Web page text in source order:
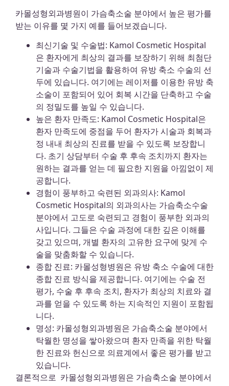
카몰성형외과병원이 가슴축소술 분야에서 높은 평가를
받는 이유를 몇 가지 예를 들어보겠습니다.
최신기술 및 수술법: Kamol Cosmetic Hospital
은 환자에게 최상의 결과를 보장하기 위해 최첨단
기술과 수술기법을 활용하여 유방 축소 수술의 선
두에 있습니다. 여기에는 레이저를 이용한 유방 축
소술이 포함되어 있어 회복 시간을 단축하고 수술
의 정밀도를 높일 수 있습니다.
높은 환자 만족도: Kamol Cosmetic Hospital은
환자 만족도에 중점을 두어 환자가 시술과 회복과
정 내내 최상의 진료를 받을 수 있도록 보장합니
다. 초기 상담부터 수술 후 후속 조치까지 환자는
원하는 결과를 얻는 데 필요한 지원을 아낌없이 제
공합니다.
경험이 풍부하고 숙련된 외과의사: Kamol
Cosmetic Hospital의 외과의사는 가슴축소수술
분야에서 고도로 숙련되고 경험이 풍부한 외과의
사입니다. 그들은 수술 과정에 대한 깊은 이해를
갖고 있으며, 개별 환자의 고유한 요구에 맞게 수
술을 맞춤화할 수 있습니다.
종합 진료: 카몰성형병원은 유방 축소 수술에 대한
종합 진료 방식을 제공합니다. 여기에는 수술 전
평가, 수술 후 후속 조치, 환자가 최상의 치료와 결
과를 얻을 수 있도록 하는 지속적인 지원이 포함됩
니다.
명성: 카몰성형외과병원은 가슴축소술 분야에서
탁월한 명성을 쌓아왔으며 환자 만족을 위한 탁월
한 진료와 헌신으로 의료계에서 좋은 평가를 받고
있습니다.
결론적으로 카몰성형외과병원은 가슴축소술 분야에서